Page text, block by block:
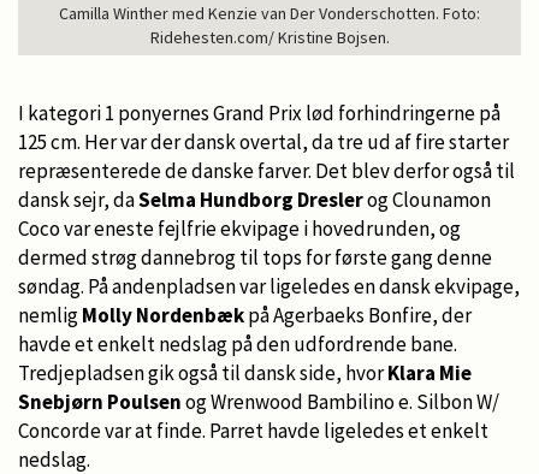
Camilla Winther med Kenzie van Der Vonderschotten. Foto:
Ridehesten.com/ Kristine Bojsen.
I kategori 1 ponyernes Grand Prix lød forhindringerne på
125 cm. Her var der dansk overtal, da tre ud af fire starter
repræsenterede de danske farver. Det blev derfor også til
dansk sejr, daSelma Hundborg Dreslerog Clounamon
Coco var eneste fejlfrie ekvipage i hovedrunden, og
dermed strøg dannebrog til tops for første gang denne
søndag. På andenpladsen var ligeledes en dansk ekvipage,
nemligMolly Nordenbækpå Agerbaeks Bonfire, der
havde et enkelt nedslag på den udfordrende bane.
Tredjepladsen gik også til dansk side, hvorKlara Mie
Snebjørn Poulsenog Wrenwood Bambilino e. Silbon W/
Concorde var at finde. Parret havde ligeledes et enkelt
nedslag.